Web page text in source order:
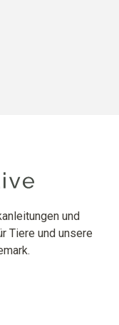
und
Tiere und unsere